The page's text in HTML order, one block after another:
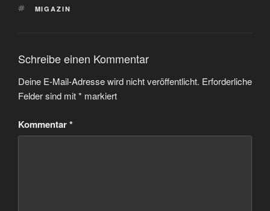
SCHLAGWÖRTER
MIGAZIN
Schreibe einen Kommentar
Deine E-Mail-Adresse wird nicht veröffentlicht. Erforderliche
Felder sind mit* markiert
Kommentar*